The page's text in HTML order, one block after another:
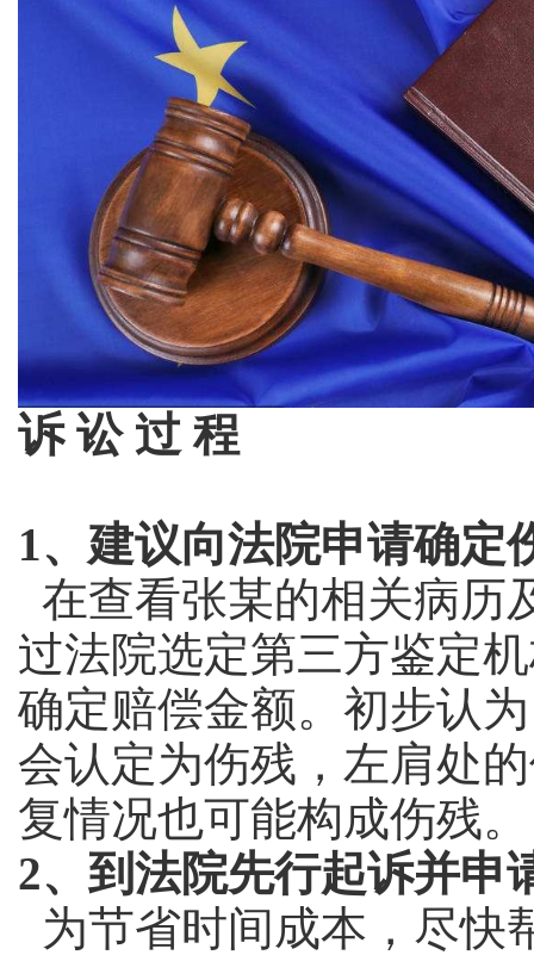
诉 讼 过 程
1、建议向法院申请确定
在查看张某的相关病历
过法院选定第三方鉴定
确定赔偿金额。初步认
会认定为伤残，左肩处
复情况也可能构成伤残。
2、到法院先行起诉并申
为节省时间成本，尽快